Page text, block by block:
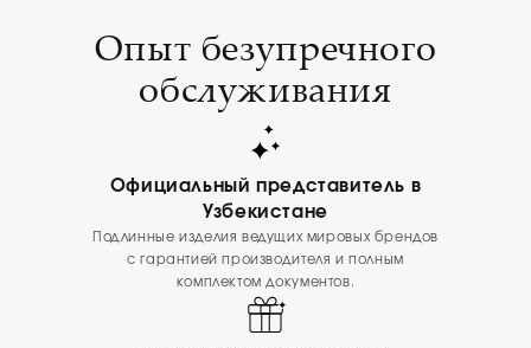
Опыт безупречного
обслуживания
Официальный представитель в
Узбекистане
Подлинные изделия ведущих мировых брендов
с гарантией производителя и полным
комплектом документов.